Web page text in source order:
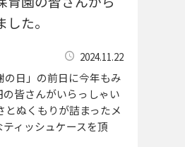
た。
2024.11.22
日」の前日に今年もみ
皆さんがいらっしゃい
とぬくもりが詰まったメ
ィッシュケースを頂